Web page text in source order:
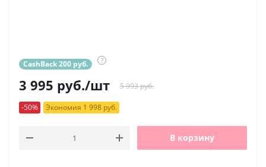
CashBack 200 руб. ?
3 995 руб./шт 5 993 руб.
-50% Экономия 1 998 руб.
В корзину